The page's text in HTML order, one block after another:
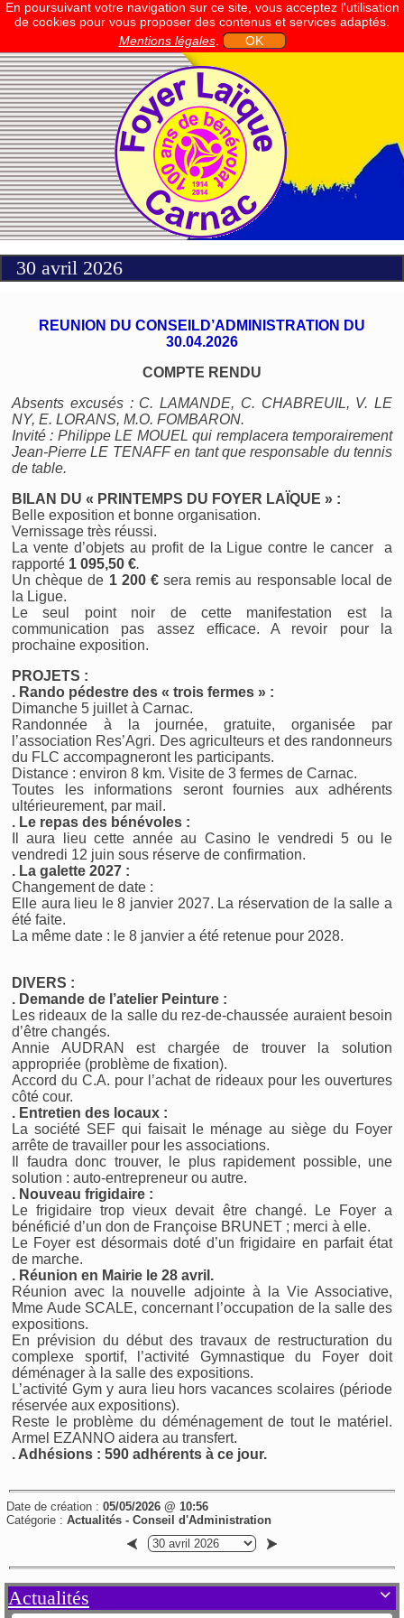
En poursuivant votre navigation sur ce site, vous acceptez l'utilisation
de cookies pour vous proposer des contenus et services adaptés.
Mentions légales. OK
30 avril 2026
REUNION DU CONSEILD’ADMINISTRATION DU
30.04.2026
COMPTE RENDU
Absents excusés : C. LAMANDE, C. CHABREUIL, V. LE
NY, E. LORANS, M.O. FOMBARON.
Invité : Philippe LE MOUEL qui remplacera temporairement
Jean-Pierre LE TENAFF en tant que responsable du tennis
de table.
BILAN DU « PRINTEMPS DU FOYER LAÏQUE » :
Belle exposition et bonne organisation.
Vernissage très réussi.
La vente d’objets au profit de la Ligue contre le cancer a
rapporté 1 095,50 €.
Un chèque de 1 200 €sera remis au responsable local de
la Ligue.
Le seul point noir de cette manifestation est la
communication pas assez efficace. A revoir pour la
prochaine exposition.
PROJETS :
. Rando pédestre des « trois fermes » :
Dimanche 5 juillet à Carnac.
Randonnée à la journée, gratuite, organisée par
l’association Res’Agri. Des agriculteurs et des randonneurs
du FLC accompagneront les participants.
Distance : environ 8 km. Visite de 3 fermes de Carnac.
Toutes les informations seront fournies aux adhérents
ultérieurement, par mail.
. Le repas des bénévoles :
Il aura lieu cette année au Casino le vendredi 5 ou le
vendredi 12 juin sous réserve de confirmation.
. La galette 2027 :
Changement de date :
Elle aura lieu le 8 janvier 2027. La réservation de la salle a
été faite.
La même date : le 8 janvier a été retenue pour 2028.
DIVERS :
. Demande de l’atelier Peinture :
Les rideaux de la salle du rez-de-chaussée auraient besoin
d’être changés.
Annie AUDRAN est chargée de trouver la solution
appropriée (problème de fixation).
Accord du C.A. pour l’achat de rideaux pour les ouvertures
côté cour.
. Entretien des locaux :
La société SEF qui faisait le ménage au siège du Foyer
arrête de travailler pour les associations.
Il faudra donc trouver, le plus rapidement possible, une
solution : auto-entrepreneur ou autre.
. Nouveau frigidaire :
Le frigidaire trop vieux devait être changé. Le Foyer a
bénéficié d’un don de Françoise BRUNET ; merci à elle.
Le Foyer est désormais doté d’un frigidaire en parfait état
de marche.
. Réunion en Mairie le 28 avril.
Réunion avec la nouvelle adjointe à la Vie Associative,
Mme Aude SCALE, concernant l’occupation de la salle des
expositions.
En prévision du début des travaux de restructuration du
complexe sportif, l’activité Gymnastique du Foyer doit
déménager à la salle des expositions.
L’activité Gym y aura lieu hors vacances scolaires (période
réservée aux expositions).
Reste le problème du déménagement de tout le matériel.
Armel EZANNO aidera au transfert.
. Adhésions : 590 adhérents à ce jour.
Date de création : 05/05/2026 @ 10:56
Catégorie : Actualités - Conseil d'Administration

Actualités